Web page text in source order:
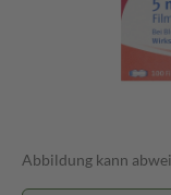
Abbildung kann